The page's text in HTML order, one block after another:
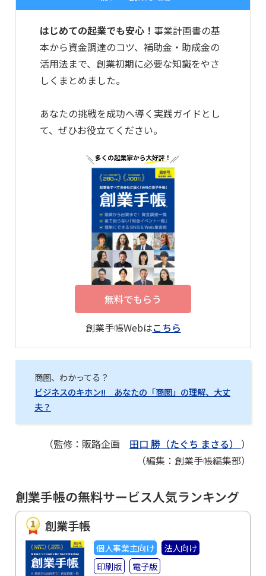
はじめての起業でも安心！ 事業計画書の基
本から資金調達のコツ、補助金・助成金の
活用法まで、創業初期に必要な知識をやさ
しくまとめました。
あなたの挑戦を成功へ導く実践ガイドとし
て、ぜひお役立てください。
無料でもらう
創業手帳Webはこちら
商圏、わかってる？
ビジネスのキホン!! あなたの「商圏」の理解、大丈
夫？
（監修：販路企画 田口 勝（たぐち まさる） ）
（編集：創業手帳編集部）
創業手帳の無料サービス人気ランキング
創業手帳
個人事業主向け
法人向け
印刷版
電子版